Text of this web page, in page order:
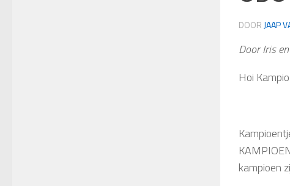
DOOR JAAP
Door Iris
Hoi
kampioen